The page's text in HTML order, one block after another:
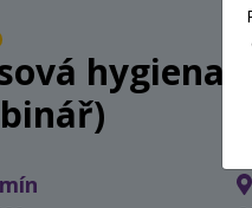
hygiena